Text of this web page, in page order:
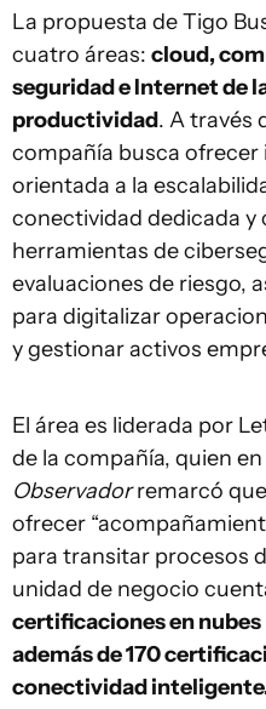
La propuesta de Tigo
cuatro áreas: cloud,
seguridad e Internet de
productividad. A través
compañía busca
orientada a la
conectividad dedicada
herramientas de
evaluaciones de riesgo,
para digitalizar
y gestionar activos
El área es liderada por
de la compañía, quien
Observadorremarcó
ofrecer
para transitar procesos
unidad de negocio
certificaciones en nubes
además de 170
conectividad